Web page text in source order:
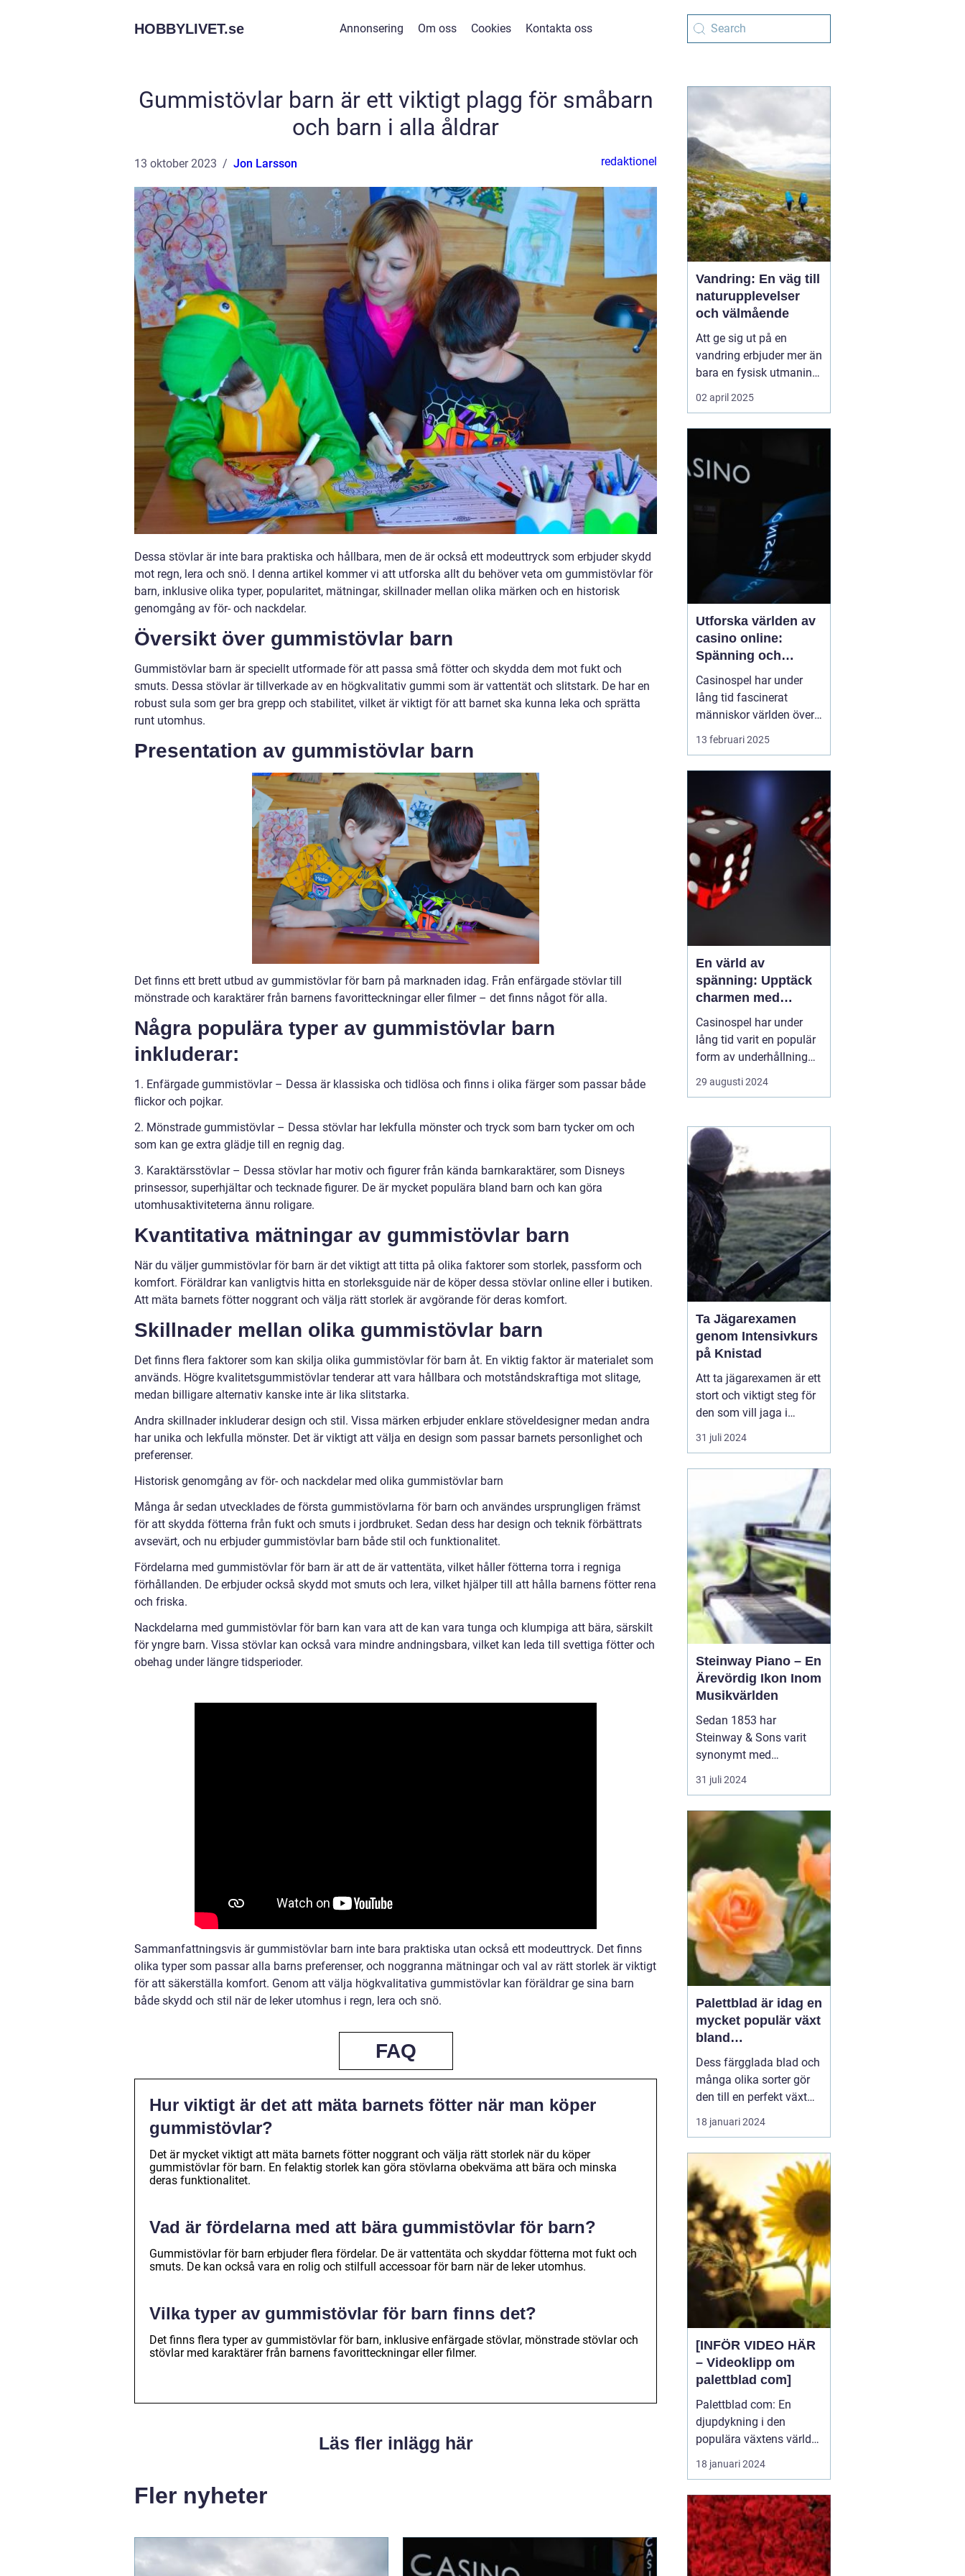
HOBBYLIVET.se Annonsering Om oss Cookies Kontakta oss
Gummistövlar barn är ett viktigt plagg för småbarn
och barn i alla åldrar
13 oktober 2023 Jon Larsson redaktionel
Dessa stövlar är inte bara praktiska och hållbara, men de är också ett modeuttryck som erbjuder skydd
mot regn, lera och snö. I denna artikel kommer vi att utforska allt du behöver veta om gummistövlar för
barn, inklusive olika typer, popularitet, mätningar, skillnader mellan olika märken och en historisk
genomgång av för- och nackdelar.
Översikt över gummistövlar barn
Gummistövlar barn är speciellt utformade för att passa små fötter och skydda dem mot fukt och
smuts. Dessa stövlar är tillverkade av en högkvalitativ gummi som är vattentät och slitstark. De har en
robust sula som ger bra grepp och stabilitet, vilket är viktigt för att barnet ska kunna leka och sprätta
runt utomhus.
Presentation av gummistövlar barn
Det finns ett brett utbud av gummistövlar för barn på marknaden idag. Från enfärgade stövlar till
mönstrade och karaktärer från barnens favoritteckningar eller filmer – det finns något för alla.
Några populära typer av gummistövlar barn
inkluderar:
1. Enfärgade gummistövlar – Dessa är klassiska och tidlösa och finns i olika färger som passar både
flickor och pojkar.
2. Mönstrade gummistövlar – Dessa stövlar har lekfulla mönster och tryck som barn tycker om och
som kan ge extra glädje till en regnig dag.
3. Karaktärsstövlar – Dessa stövlar har motiv och figurer från kända barnkaraktärer, som Disneys
prinsessor, superhjältar och tecknade figurer. De är mycket populära bland barn och kan göra
utomhusaktiviteterna ännu roligare.
Kvantitativa mätningar av gummistövlar barn
När du väljer gummistövlar för barn är det viktigt att titta på olika faktorer som storlek, passform och
komfort. Föräldrar kan vanligtvis hitta en storleksguide när de köper dessa stövlar online eller i butiken.
Att mäta barnets fötter noggrant och välja rätt storlek är avgörande för deras komfort.
Skillnader mellan olika gummistövlar barn
Det finns flera faktorer som kan skilja olika gummistövlar för barn åt. En viktig faktor är materialet som
används. Högre kvalitetsgummistövlar tenderar att vara hållbara och motståndskraftiga mot slitage,
medan billigare alternativ kanske inte är lika slitstarka.
Andra skillnader inkluderar design och stil. Vissa märken erbjuder enklare stöveldesigner medan andra
har unika och lekfulla mönster. Det är viktigt att välja en design som passar barnets personlighet och
preferenser.
Historisk genomgång av för- och nackdelar med olika gummistövlar barn
Många år sedan utvecklades de första gummistövlarna för barn och användes ursprungligen främst
för att skydda fötterna från fukt och smuts i jordbruket. Sedan dess har design och teknik förbättrats
avsevärt, och nu erbjuder gummistövlar barn både stil och funktionalitet.
Fördelarna med gummistövlar för barn är att de är vattentäta, vilket håller fötterna torra i regniga
förhållanden. De erbjuder också skydd mot smuts och lera, vilket hjälper till att hålla barnens fötter rena
och friska.
Nackdelarna med gummistövlar för barn kan vara att de kan vara tunga och klumpiga att bära, särskilt
för yngre barn. Vissa stövlar kan också vara mindre andningsbara, vilket kan leda till svettiga fötter och
obehag under längre tidsperioder.
Sammanfattningsvis är gummistövlar barn inte bara praktiska utan också ett modeuttryck. Det finns
olika typer som passar alla barns preferenser, och noggranna mätningar och val av rätt storlek är viktigt
för att säkerställa komfort. Genom att välja högkvalitativa gummistövlar kan föräldrar ge sina barn
både skydd och stil när de leker utomhus i regn, lera och snö.
FAQ
Hur viktigt är det att mäta barnets fötter när man köper
gummistövlar?
Det är mycket viktigt att mäta barnets fötter noggrant och välja rätt storlek när du köper
gummistövlar för barn. En felaktig storlek kan göra stövlarna obekväma att bära och minska
deras funktionalitet.
Vad är fördelarna med att bära gummistövlar för barn?
Gummistövlar för barn erbjuder flera fördelar. De är vattentäta och skyddar fötterna mot fukt och
smuts. De kan också vara en rolig och stilfull accessoar för barn när de leker utomhus.
Vilka typer av gummistövlar för barn finns det?
Det finns flera typer av gummistövlar för barn, inklusive enfärgade stövlar, mönstrade stövlar och
stövlar med karaktärer från barnens favoritteckningar eller filmer.
Läs fler inlägg här
Fler nyheter
Vandring: En väg till
naturupplevelser
och välmående
Att ge sig ut på en
vandring erbjuder mer än
bara en fysisk utmaning;
det är en möjlighet att
återknyta kontakten med
Oavsett om det handlar
om en kort
skogspromenad eller...
02 april 2025
Utforska världen av
casino online:
Spänning och
underhållning
Casinospel har under
lång tid fascinerat
människor världen över
med sin unika
och tur. Från de
traditionella spelhålorna
i Las Vegas till dagens
moderna
onlineplattformar har ...
13 februari 2025
En värld av
spänning: Upptäck
charmen med
casino
Casinospel har under
lång tid varit en populär
form av underhållning
världen över. Från de
glittrande casinogolven i
spelhallarnas neonljus
online, erbjuder
casinovärlden en unik
mix av...
29 augusti 2024
Ta Jägarexamen
genom Intensivkurs
på Knistad
Att ta jägarexamen är ett
stort och viktigt steg för
den som vill jaga i
Sverige. Inte nog med att
examen ger de
en trygg och ansvarsfull
jakt, den öppnar också
upp dörren till en ny v&...
31 juli 2024
Steinway Piano – En
Ärevördig Ikon Inom
Musikvärlden
Sedan 1853 har
Steinway & Sons varit
synonymt med
enastående hantverk
och oöverträffad
pianovärlden. Steinway-
pianon är inte bara
musikinstrument utan
även konstverk skapade
genom kombinationen
av tra...
31 juli 2024
Palettblad är idag en
mycket populär växt
bland
trädgårdsentusiaste
r och inom
inredning
Dess färgglada blad och
många olika sorter gör
den till en perfekt växt
att addera liv och färg till
både trädgårdar och
artikel kommer vi att
utforska de olika
palettblad sorterna som
finns tillgängliga på
marknaden och ge di...
18 januari 2024
[INFÖR VIDEO HÄR
– Videoklipp om
palettblad com]
Palettblad com: En
djupdykning i den
populära växtens värld
Översikt över palettblad
com Palettblad com är
riktar sig till
växtentusiaster och
trädgårdsälskare över
hela världen. Det
18 januari 2024